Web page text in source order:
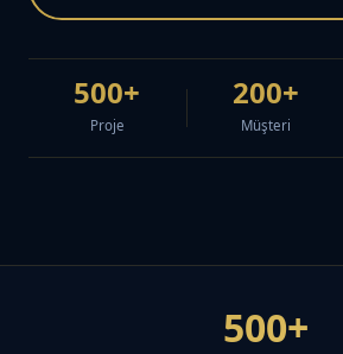
500+
Proje
200+
Müşteri
500+